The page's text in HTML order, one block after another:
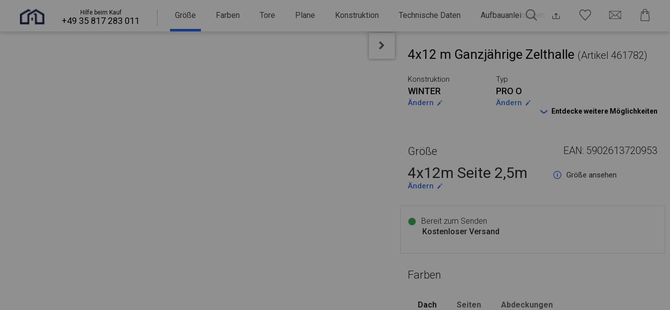
Hilfe beim Kauf
+49 35 817 283 011
Größe Farben Tore Plane Konstruktion Technische Daten Aufbauanleitungen
4x12 m Ganzjährige Zelthalle (Artikel 461782)
Konstruktion
WINTER
Ändern
Typ
PRO O
Ändern
Entdecke weitere Möglichkeiten
Größe EAN: 5902613720953
4x12m Seite 2,5m
Größe ansehen
Ändern
Bereit zum Senden
Kostenloser Versand
Farben
Dach Seiten Abdeckungen